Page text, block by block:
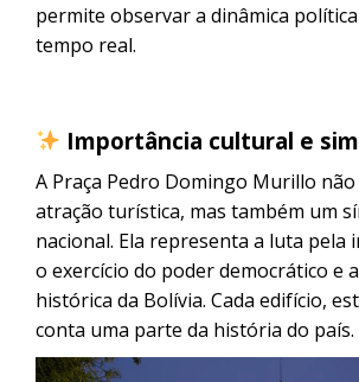
permite observar a dinâmica
tempo real.
Importância cultural e
A Praça Pedro Domingo Murillo
atração turística, mas também um
nacional. Ela representa a luta pela
o exercício do poder democrático e
histórica da Bolívia. Cada edifício,
conta uma parte da história do país.